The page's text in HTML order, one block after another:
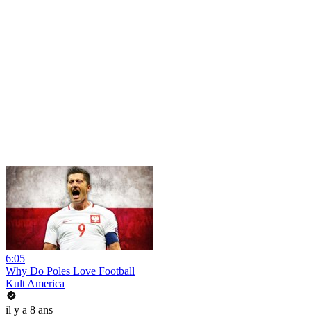
6:05
Why Do Poles Love Football
Kult America
il y a 8 ans